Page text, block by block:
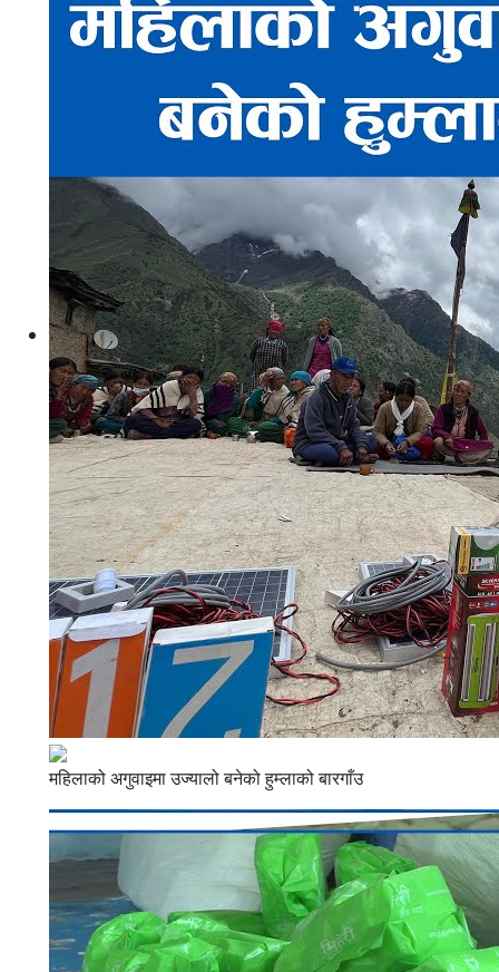
महिलाको अगुवाइमा उज्यालो बनेको हुम्लाको बारगाँउ